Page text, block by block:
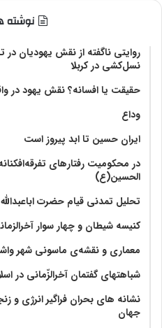
نوشته
روایتی ناگفته از نقش یهودیان
نسل‌کشی در کربلا
حقیقت یا افسانه؟‌ نقش یهود در
وداع
ایران حسین تا ابد پیروز است
در محکومیت رفتارهای
الحسین(ع)
تحلیل تمدنی قیام حضرت
کنیسه شیطان و چهار سوار
معماری و نقشه‌ی ماسونی شهر
شباهتهای گفتمان آخر‌الزّمانی در
نشانه های بحران فراگیر انرژی و
جهان